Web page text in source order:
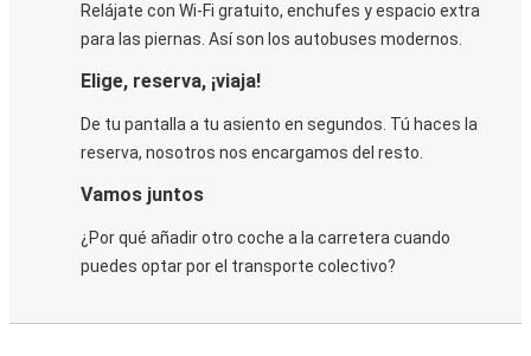
Relájate con Wi-Fi gratuito, enchufes y espacio extra
para las piernas. Así son los autobuses modernos.
Elige, reserva, ¡viaja!
De tu pantalla a tu asiento en segundos. Tú haces la
reserva, nosotros nos encargamos del resto.
Vamos juntos
¿Por qué añadir otro coche a la carretera cuando
puedes optar por el transporte colectivo?